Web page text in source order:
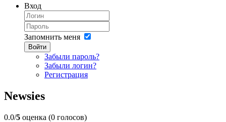
Вход
Запомнить меня
Войти
Забыли пароль?
Забыли логин?
Регистрация
Newsies
0.0/5 оценка (0 голосов)